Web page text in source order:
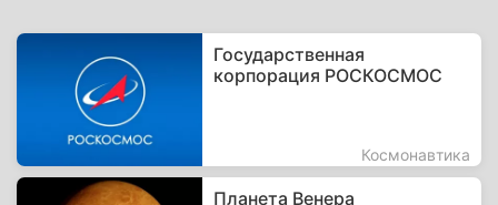
Государственная
корпорация РОСКОСМОС
Космонавтика
Планета Венера